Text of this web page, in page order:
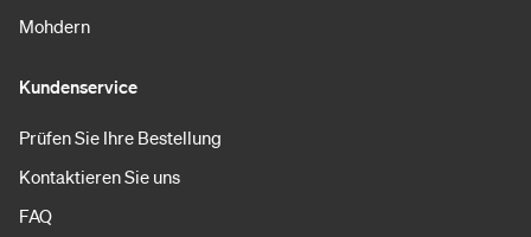
Mohdern
Kundenservice
Prüfen Sie Ihre Bestellung
Kontaktieren Sie uns
FAQ